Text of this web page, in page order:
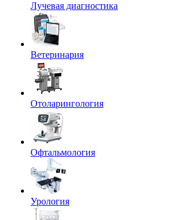
Лучевая диагностика
Ветеринария
Отоларингология
Офтальмология
Урология